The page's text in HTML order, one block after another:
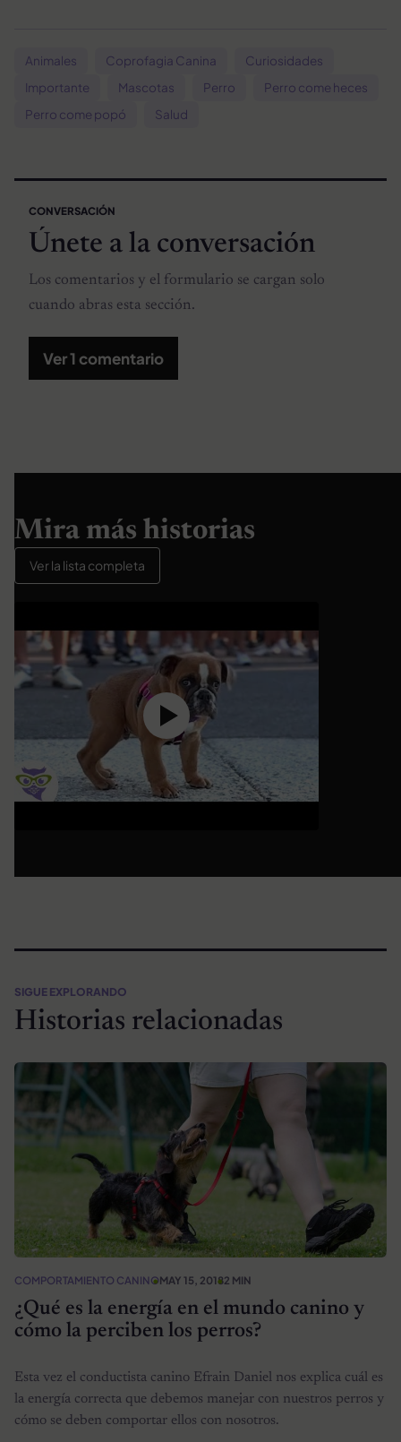
Animales Coprofagia Canina
Curiosidades
Importante
Mascotas Perro
Perro come heces
Perro come popó
Salud
CONVERSACIÓN
Únete a la conversación
Los comentarios y el formulario se cargan solo
cuando abras esta sección.
Ver 1 comentario
Mira más historias
Ver la lista completa
SIGUE EXPLORANDO
Historias relacionadas
COMPORTAMIENTO CANINOMAY 15, 20182 MIN
¿Qué es la energía en el mundo canino y
cómo la perciben los perros?
Esta vez el conductista canino Efrain Daniel nos explica cuál es
la energía correcta que debemos manejar con nuestros perros y
cómo se deben comportar ellos con nosotros.